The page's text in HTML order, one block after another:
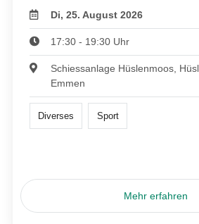
Di, 25. August 2026
17:30 - 19:30 Uhr
Schiessanlage Hüslenmoos,
Emmen
Diverses Sport
Mehr erfahren